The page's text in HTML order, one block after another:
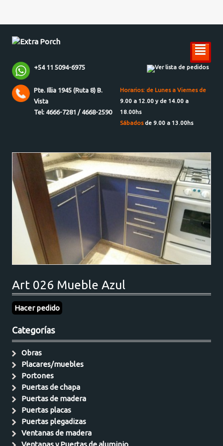
²
+54 11 5094-6975 Ver lista de pedidos
Pte. Illia 1945 (Ruta 8) B.
Vista
Tel: 4666-7281 / 4668-2590
Horarios: de Lunes a Viernes de
9.00 a 12.00 y de 14.00 a
18.00hs
Sábadosde 9.00 a 13.00hs
Art 026 Mueble Azul
Hacer pedido
Categorías
Obras
Placares/muebles
Portones
Puertas de chapa
Puertas de madera
Puertas placas
Puertas plegadizas
Ventanas de madera